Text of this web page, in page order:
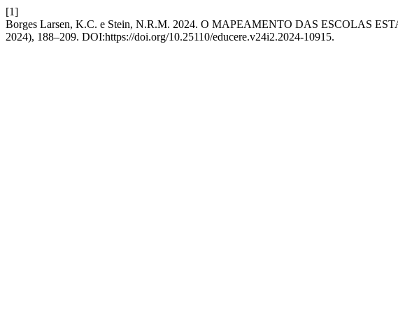
[1]
Borges Larsen, K.C. e Stein, N.R.M. 2024. O MAPEAMENTO DAS ESCOLAS
2024), 188–209. DOI:https://doi.org/10.25110/educere.v24i2.2024-10915.